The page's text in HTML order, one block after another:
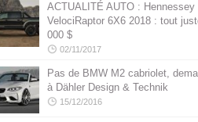
ACTUALITÉ AUTO : Hennessey
VelociRaptor 6X6 2018 : tout
000 $
02/11/2017
Pas de BMW M2 cabriolet,
à Dähler Design & Technik
15/12/2016